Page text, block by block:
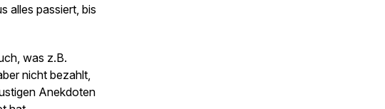
alles passiert, bis
was z.B.
nicht bezahlt,
Anekdoten